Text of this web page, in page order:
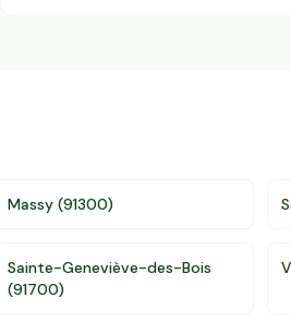
Massy (91300)
Sainte-Geneviève-des-Bois
(91700)